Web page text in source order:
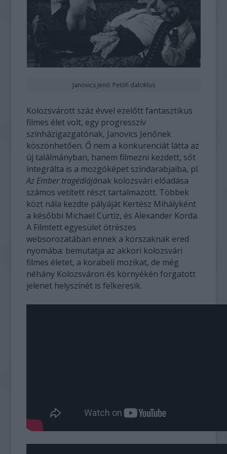
Janovics Jenő: Petőfi dalciklus
Kolozsvárott száz évvel ezelőtt fantasztikus
filmes élet volt, egy progresszív
színházigazgatónak, Janovics Jenőnek
köszönhetően. Ő nem a konkurenciát látta az
új találmányban, hanem filmezni kezdett, sőt
integrálta is a mozgóképet színdarabjaiba, pl.
Az Ember tragédiájának kolozsvári előadása
számos vetített részt tartalmazott. Többek
közt nála kezdte pályáját Kertész Mihályként
a későbbi Michael Curtiz, és Alexander Korda.
A Filmtett egyesület ötrészes
websorozatában ennek a korszaknak ered
nyomába: bemutatja az akkori kolozsvári
filmes életet, a korabeli mozikat, de még
néhány Kolozsváron és környékén forgatott
jelenet helyszínét is felkeresik.